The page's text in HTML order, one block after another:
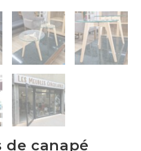
de canapé